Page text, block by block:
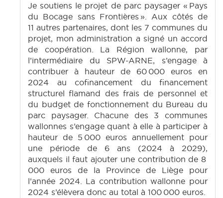
Je soutiens le projet de parc paysager « Pays
du Bocage sans Frontières ». Aux côtés de
11 autres partenaires, dont les 7 communes du
projet, mon administration a signé un accord
de coopération. La Région wallonne, par
l’intermédiaire du SPW-ARNE, s’engage à
contribuer à hauteur de 60 000 euros en
2024 au cofinancement du financement
structurel flamand des frais de personnel et
du budget de fonctionnement du Bureau du
parc paysager. Chacune des 3 communes
wallonnes s’engage quant à elle à participer à
hauteur de 5 000 euros annuellement pour
une période de 6 ans (2024 à 2029),
auxquels il faut ajouter une contribution de 8
000 euros de la Province de Liège pour
l’année 2024. La contribution wallonne pour
2024 s’élèvera donc au total à 100 000 euros.